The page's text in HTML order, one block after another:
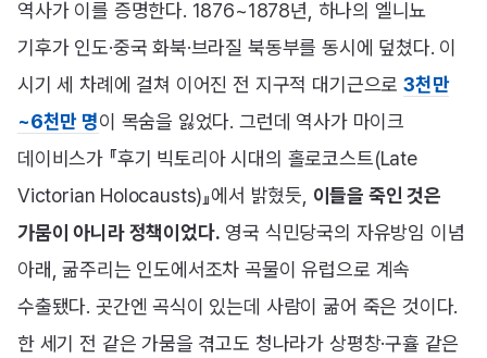
역사가 이를 증명한다. 1876~1878년, 하나의 엘니뇨
기후가 인도·중국 화북·브라질 북동부를 동시에 덮쳤다. 이
시기 세 차례에 걸쳐 이어진 전 지구적 대기근으로 3천만
~6천만 명이 목숨을 잃었다. 그런데 역사가 마이크
데이비스가 『후기 빅토리아 시대의 홀로코스트(Late
Victorian Holocausts)』에서 밝혔듯, 이들을 죽인 것은
가뭄이 아니라 정책이었다. 영국 식민당국의 자유방임 이념
아래, 굶주리는 인도에서조차 곡물이 유럽으로 계속
수출됐다. 곳간엔 곡식이 있는데 사람이 굶어 죽은 것이다.
한 세기 전 같은 가뭄을 겪고도 청나라가 상평창·구휼 같은